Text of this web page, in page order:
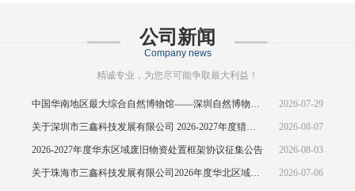
公司新闻
Company news
精诚专业，为您尽可能争取最大利益！
2026-07-29
2026-08-07
2026-2027年度华东区域废旧物资处置框架协议征集公告 2026-08-03
2026-07-06